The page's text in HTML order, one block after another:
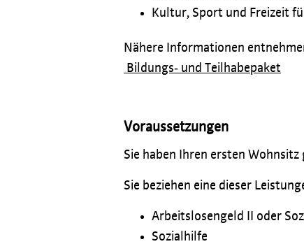
Kultur, Sport und Freizeit
Nähere Informationen
Bildungs‐ und Teilhabepaket
Voraussetzungen
Sie haben Ihren ersten
Sie beziehen eine dieser
Arbeitslosengeld II oder
Sozialhilfe